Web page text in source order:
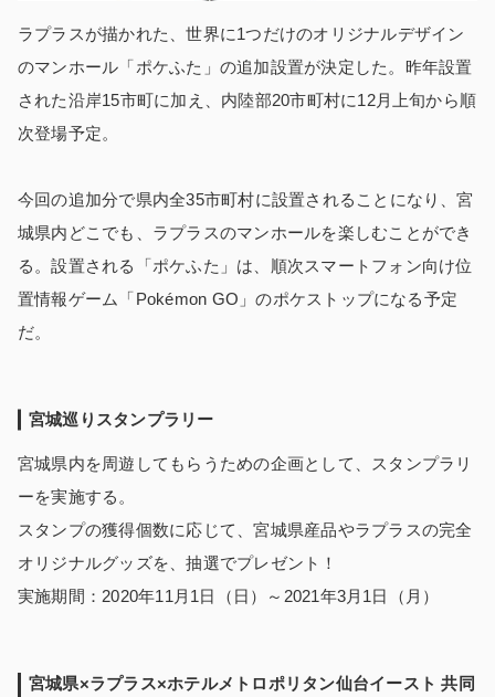
ラプラスが描かれた、世界に1つだけのオリジナルデザイン
のマンホール「ポケふた」の追加設置が決定した。昨年設置
された沿岸15市町に加え、内陸部20市町村に12月上旬から順
次登場予定。
今回の追加分で県内全35市町村に設置されることになり、宮
城県内どこでも、ラプラスのマンホールを楽しむことができ
る。設置される「ポケふた」は、順次スマートフォン向け位
置情報ゲーム「Pokémon GO」のポケストップになる予定
だ。
宮城巡りスタンプラリー
宮城県内を周遊してもらうための企画として、スタンプラリ
ーを実施する。
スタンプの獲得個数に応じて、宮城県産品やラプラスの完全
オリジナルグッズを、抽選でプレゼント！
実施期間：2020年11月1日（日）～2021年3月1日（月）
宮城県×ラプラス×ホテルメトロポリタン仙台イースト 共同